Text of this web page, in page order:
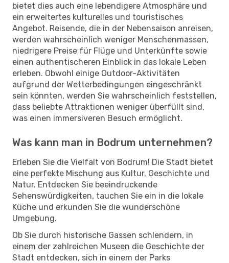
bietet dies auch eine lebendigere Atmosphäre und
ein erweitertes kulturelles und touristisches
Angebot. Reisende, die in der Nebensaison anreisen,
werden wahrscheinlich weniger Menschenmassen,
niedrigere Preise für Flüge und Unterkünfte sowie
einen authentischeren Einblick in das lokale Leben
erleben. Obwohl einige Outdoor-Aktivitäten
aufgrund der Wetterbedingungen eingeschränkt
sein könnten, werden Sie wahrscheinlich feststellen,
dass beliebte Attraktionen weniger überfüllt sind,
was einen immersiveren Besuch ermöglicht.
Was kann man in Bodrum unternehmen?
Erleben Sie die Vielfalt von Bodrum! Die Stadt bietet
eine perfekte Mischung aus Kultur, Geschichte und
Natur. Entdecken Sie beeindruckende
Sehenswürdigkeiten, tauchen Sie ein in die lokale
Küche und erkunden Sie die wunderschöne
Umgebung.
Ob Sie durch historische Gassen schlendern, in
einem der zahlreichen Museen die Geschichte der
Stadt entdecken, sich in einem der Parks